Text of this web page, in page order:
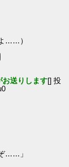
……）
お送りします[] 投
……」